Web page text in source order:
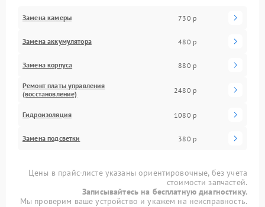
Замена камеры 730 р
Замена аккумулятора 480 р
Замена корпуса 880 р
Ремонт платы управления
(восстановление)
2480 р
Гидроизоляция 1080 р
Замена подсветки 380 р
Цены в прайс-листе указаны ориентировочные, без учета
стоимости запчастей.
Записывайтесь на бесплатную диагностику.
Мы проверим ваше устройство и укажем на неисправность.